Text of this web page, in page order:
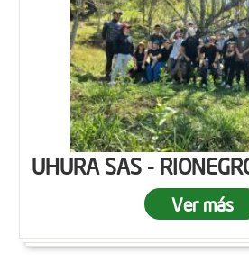
UHURA SAS -
Ver más